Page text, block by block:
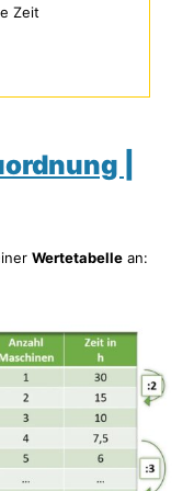
Zeit
|
Wertetabelle an: